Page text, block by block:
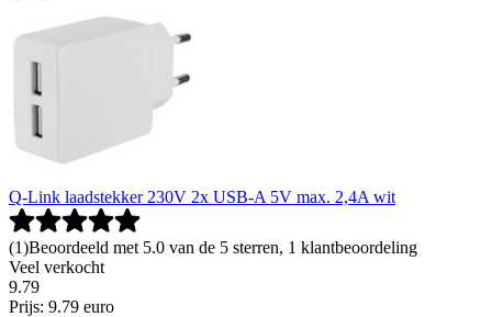
Q-Link laadstekker 230V 2x USB-A 5V max. 2,4A wit
(1)Beoordeeld met 5.0 van de 5 sterren, 1 klantbeoordeling
Veel verkocht
9.79
Prijs: 9.79 euro